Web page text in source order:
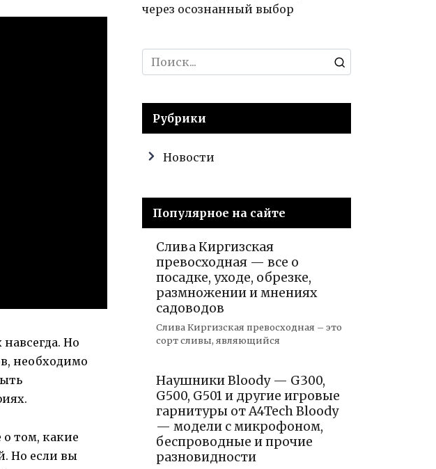
Но
необходимо
том, какие
Но если вы
через осознанный выбор
Search
for:
Рубрики
Новости
Популярное на сайте
Слива Киргизская
превосходная — все о
посадке, уходе, обрезке,
размножении и мнениях
садоводов
Слива Киргизская превосходная – это
сорт сливы, являющийся
Наушники Bloody — G300,
G500, G501 и другие игровые
гарнитуры от A4Tech Bloody
— модели с микрофоном,
беспроводные и прочие
разновидности